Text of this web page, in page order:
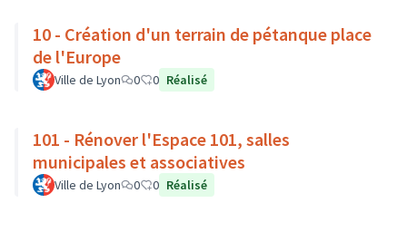
10 - Création d'un terrain de pétanque place
de l'Europe
Ville de Lyon 0 0 Réalisé
101 - Rénover l'Espace 101, salles
municipales et associatives
Ville de Lyon 0 0 Réalisé